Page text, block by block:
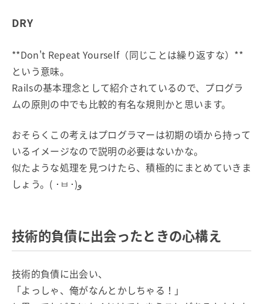
DRY
**Don't Repeat Yourself（同じことは繰り返すな）**
という意味。
Railsの基本理念として紹介されているので、プログラ
ムの原則の中でも比較的有名な規則かと思います。
おそらくこの考えはプログラマーは初期の頃から持って
いるイメージなので説明の必要はないかな。
似たような処理を見つけたら、積極的にまとめていきま
しょう。( ･ㅂ･)و
技術的負債に出会ったときの心構え
技術的負債に出会い、
「よっしゃ、俺がなんとかしちゃる！」